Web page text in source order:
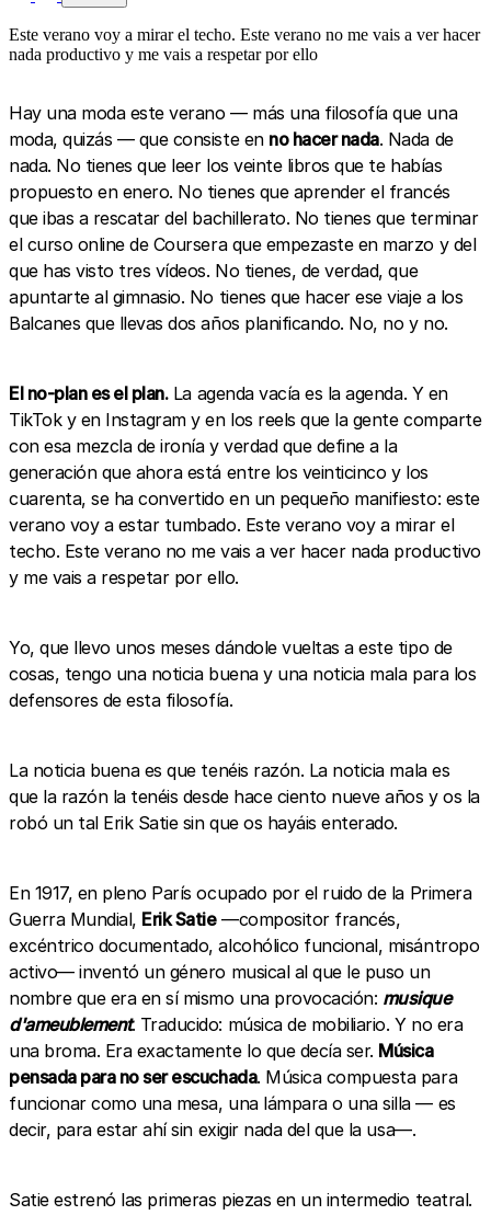
Este verano voy a mirar el techo. Este verano no me vais a ver hacer
nada productivo y me vais a respetar por ello
Hay una moda este verano — más una filosofía que una
moda, quizás — que consiste en no hacer nada. Nada de
nada. No tienes que leer los veinte libros que te habías
propuesto en enero. No tienes que aprender el francés
que ibas a rescatar del bachillerato. No tienes que terminar
el curso online de Coursera que empezaste en marzo y del
que has visto tres vídeos. No tienes, de verdad, que
apuntarte al gimnasio. No tienes que hacer ese viaje a los
Balcanes que llevas dos años planificando. No, no y no.
El no-plan es el plan.La agenda vacía es la agenda. Y en
TikTok y en Instagram y en los reels que la gente comparte
con esa mezcla de ironía y verdad que define a la
generación que ahora está entre los veinticinco y los
cuarenta, se ha convertido en un pequeño manifiesto: este
verano voy a estar tumbado. Este verano voy a mirar el
techo. Este verano no me vais a ver hacer nada productivo
y me vais a respetar por ello.
Yo, que llevo unos meses dándole vueltas a este tipo de
cosas, tengo una noticia buena y una noticia mala para los
defensores de esta filosofía.
La noticia buena es que tenéis razón. La noticia mala es
que la razón la tenéis desde hace ciento nueve años y os la
robó un tal Erik Satie sin que os hayáis enterado.
En 1917, en pleno París ocupado por el ruido de la Primera
Guerra Mundial, Erik Satie—compositor francés,
excéntrico documentado, alcohólico funcional, misántropo
activo— inventó un género musical al que le puso un
nombre que era en sí mismo una provocación: musique
d'ameublement. Traducido: música de mobiliario. Y no era
una broma. Era exactamente lo que decía ser. Música
pensada para no ser escuchada. Música compuesta para
funcionar como una mesa, una lámpara o una silla — es
decir, para estar ahí sin exigir nada del que la usa—.
Satie estrenó las primeras piezas en un intermedio teatral.